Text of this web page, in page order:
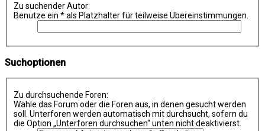
Zu suchender Autor:
Benutze ein * als Platzhalter für teilweise Übereinstimmungen.
Suchoptionen
Zu durchsuchende Foren:
Wähle das Forum oder die Foren aus, in denen gesucht werden
soll. Unterforen werden automatisch mit durchsucht, sofern du
die Option „Unterforen durchsuchen“ unten nicht deaktivierst.